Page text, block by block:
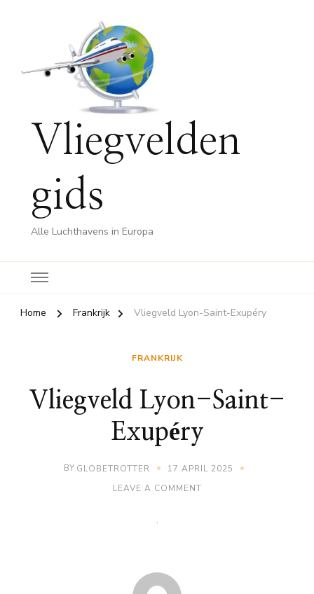
Vliegvelden
gids
Alle Luchthavens in Europa
Home Frankrijk Vliegveld Lyon-Saint-Exupéry
FRANKRIJK
Vliegveld Lyon-Saint-
Exupéry
BY GLOBETROTTER
17 APRIL 2025
LEAVE A COMMENTON